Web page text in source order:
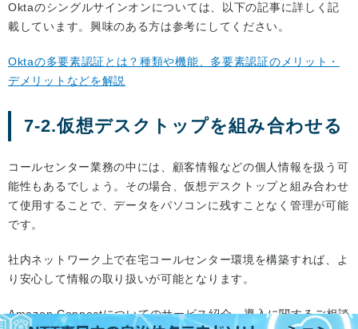
Oktaのシングルサインオンについては、以下の記事に詳しく記
載しています。興味のある方は参考にしてください。
Oktaの多要素認証とは？種類や機能、多要素認証のメリット・
デメリットなどを解説
7-2.仮想デスクトップを組み合わせる
コールセンター業務の中には、顧客情報などの個人情報を扱う可
能性もあるでしょう。その場合、仮想デスクトップと組み合わせ
て使用することで、データをパソコンに残すことなく管理が可能
です。
社内ネットワーク上で在宅コールセンター環境を構築すれば、よ
り安心して情報の取り扱いが可能となります。
Amazon Connectについてのサービス紹介、導入に関するご相談